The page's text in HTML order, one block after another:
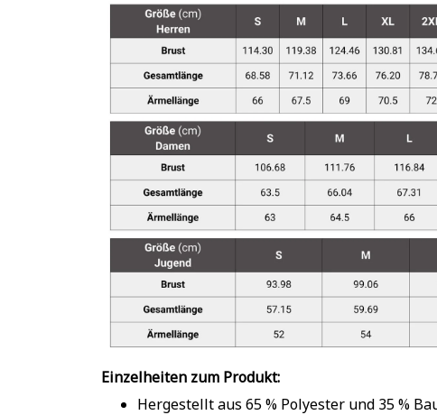
Einzelheiten zum Produkt:
Hergestellt aus 65 % Polyester und 35 %